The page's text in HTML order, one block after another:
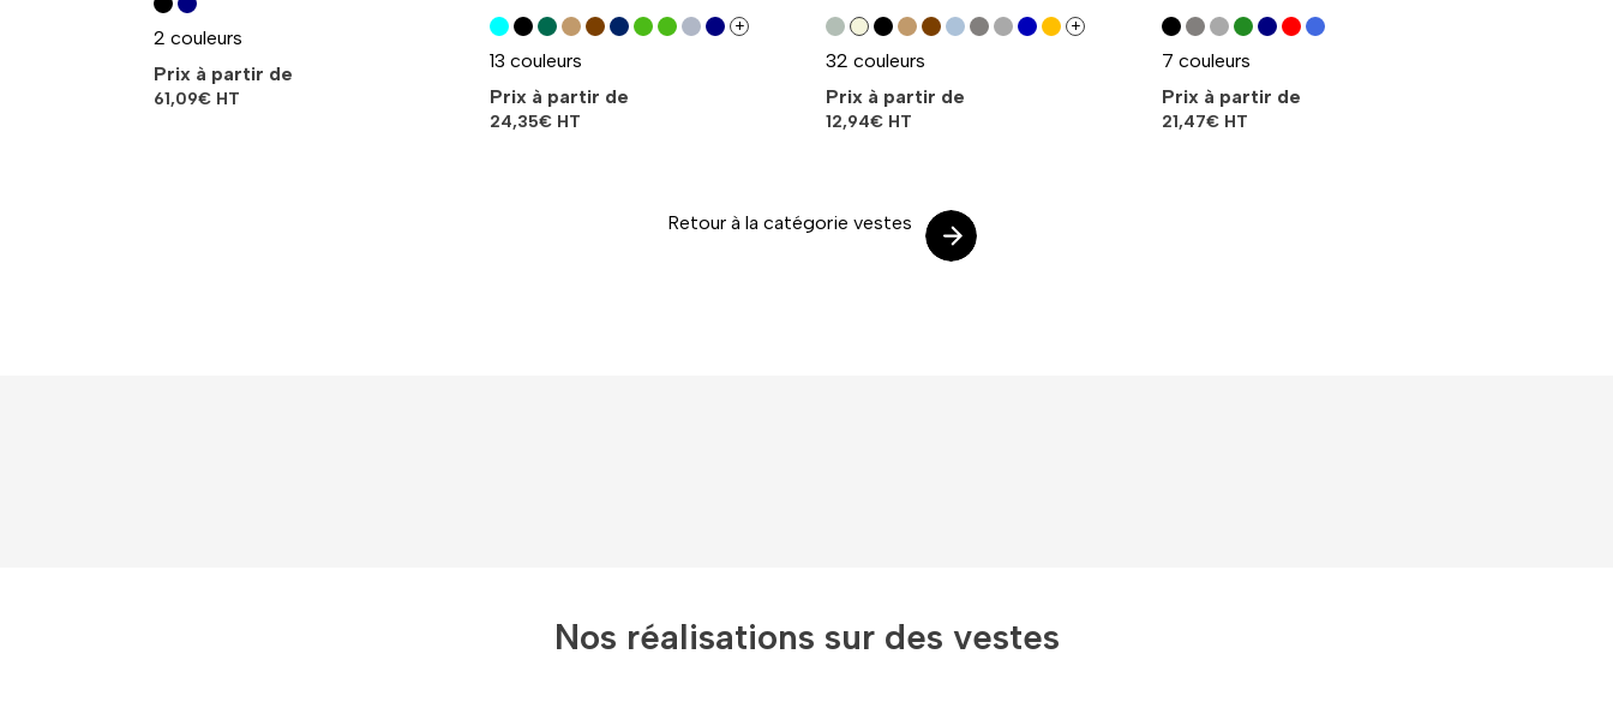
2 couleurs
Prix à partir de
61,09€ HT
+
13 couleurs
Prix à partir de
24,35€ HT
+
32 couleurs
Prix à partir de
12,94€ HT
7 couleurs
Prix à partir de
21,47€ HT
Retour à la catégorie vestes
Nos réalisations sur des vestes